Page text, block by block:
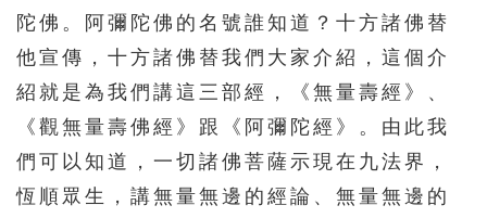
陀佛。阿彌陀佛的名號誰知道？十方諸佛替
他宣傳，十方諸佛替我們大家介紹，這個介
紹就是為我們講這三部經，《無量壽經》、
《觀無量壽佛經》跟《阿彌陀經》。由此我
們可以知道，一切諸佛菩薩示現在九法界，
恆順眾生，講無量無邊的經論、無量無邊的